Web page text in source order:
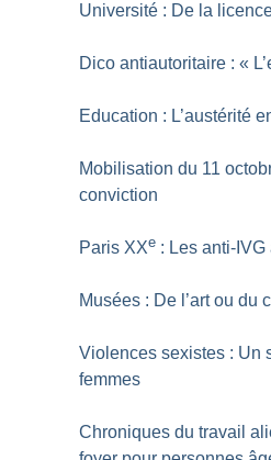
Université : De la
Dico antiautoritaire : «
Education : L’austérité
Mobilisation du 11
conviction
Paris XXe : Les anti-
Musées : De l’art ou du
Violences sexistes : Un
femmes
Chroniques du travail